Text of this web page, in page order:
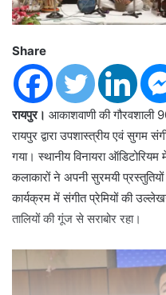
Share
रायपुर। आकाशवाणी की गौरवशाली
रायपुर द्वारा उपशास्त्रीय एवं सुगम
गया। स्थानीय विनायरा
कलाकारों ने अपनी सुरमयी
कार्यक्रम में संगीत प्रेमियों की
तालियों की गूंज से सराबोर रहा।